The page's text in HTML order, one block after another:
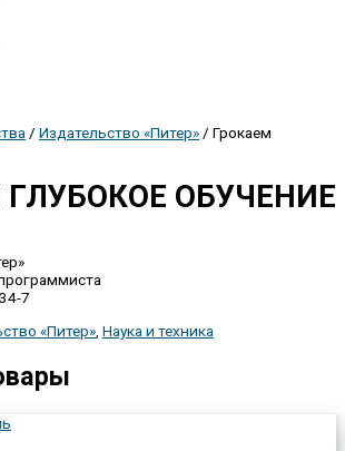
/ Издательство «Питер» / Грокаем
ОБУЧЕНИЕ
7
«Питер» Наука и техника